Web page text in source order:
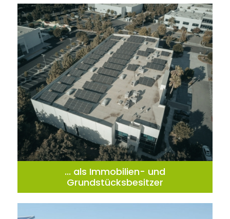
... als Immobilien- und
Grundstücksbesitzer